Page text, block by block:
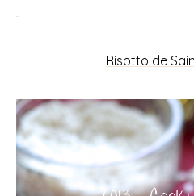
Risotto de